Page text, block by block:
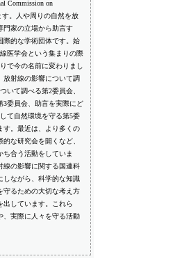
Commission on
す。人や周りの自然を放
門家の立場から助言す
際的な学術団体です。始
医学会という集まりの際
で今の名前に変わりまし
放射線の影響について調
いて調べる第2委員会、
3委員会、助言を実際にど
て自然環境を守る第5委
す。最近は、より多くの
な研究会を開くなど、
ち合う活動をしていま
線の影響に関する国連科
しながら、科学的な知識
守るための大切な考え方
出しています。これら
、実際に人々を守る活動